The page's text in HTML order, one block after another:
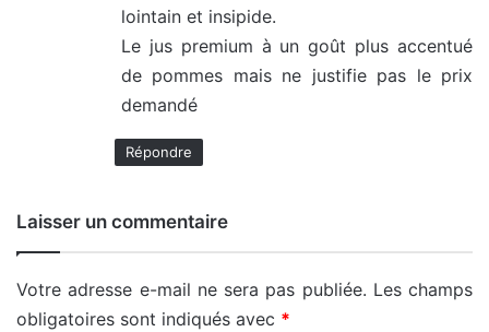
lointain et insipide.
Le jus premium à un goût plus accentué
de pommes mais ne justifie pas le prix
demandé
Répondre
Laisser un commentaire
Votre adresse e-mail ne sera pas publiée. Les champs
obligatoires sont indiqués avec *